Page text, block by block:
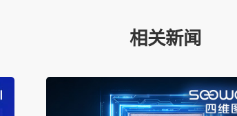
相关新闻